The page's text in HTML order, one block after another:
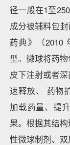
径一般在1至
成分被辅料包
药典》（2010
型。微球将药
皮下注射或者
速释放、 药物
加载药量、提
果。根据其结
性微球制剂、双